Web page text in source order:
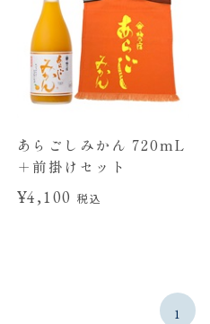
あらごしみかん 720mL
＋前掛けセット
¥4,100税込
1